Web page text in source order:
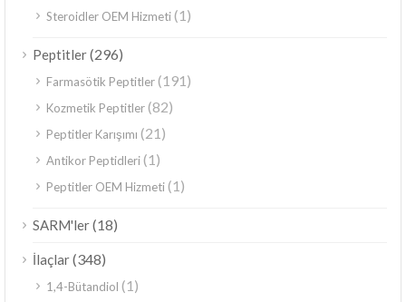
Steroidler OEM Hizmeti(1)
Peptitler(296)
Farmasötik Peptitler(191)
Kozmetik Peptitler(82)
Peptitler Karışımı (21)
Antikor Peptidleri(1)
Peptitler OEM Hizmeti(1)
SARM'ler(18)
İlaçlar(348)
1,4-Bütandiol (1)